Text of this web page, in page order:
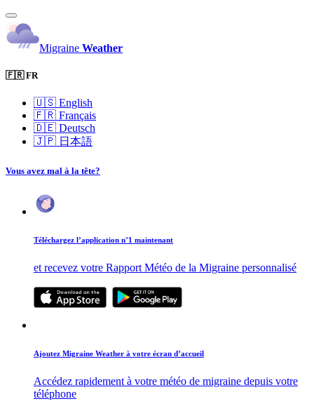
Migraine Weather
🇫🇷 FR
🇺🇸 English
🇫🇷 Français
🇩🇪 Deutsch
🇯🇵 日本語
Vous avez mal à la tête?
Téléchargez l’application n°1 maintenant
et recevez votre Rapport Météo de la Migraine personnalisé
Ajoutez Migraine Weather à votre écran d’accueil
Accédez rapidement à votre météo de migraine depuis votre
téléphone